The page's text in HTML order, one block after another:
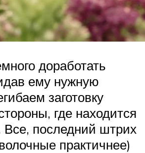
доработать
ему нужную
заготовку
где находится
Все, последний штрих
практичнее)